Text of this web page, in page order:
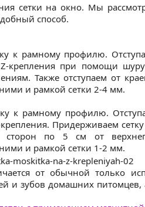
сетки на окно. Мы
способ.
к рамному профилю.
крепления при помощи
Также отступаем от
и рамкой сетки 2-4 мм.
к рамному профилю.
Придерживаем
сторон по 5 см от
и рамкой сетки 1-2 мм.
от обычной только
и зубов домашних